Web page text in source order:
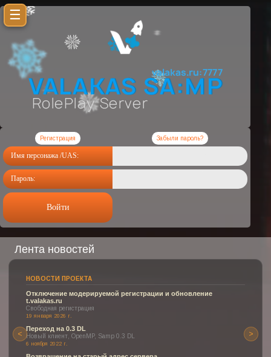
Регистрация Забыли пароль?
Имя персонажа /UAS:
Пароль:
Войти
☰
Лента новостей
< >
НОВОСТИ ПРОЕКТА
Отключение модерируемой регистрации и обновление
t.valakas.ru
Свободная регистрация
19 января 2026 г.
Переход на 0.3 DL
Новый клиент, OpenMP, Samp 0.3 DL
6 ноября 2022 г.